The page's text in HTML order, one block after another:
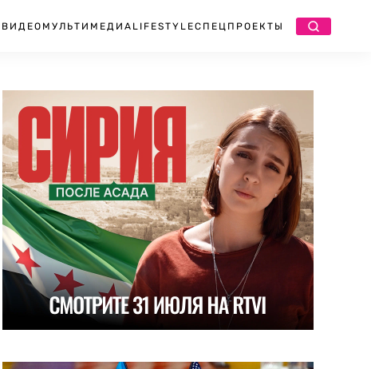
ВИДЕО МУЛЬТИМЕДИА LIFESTYLEСПЕЦПРОЕКТЫ